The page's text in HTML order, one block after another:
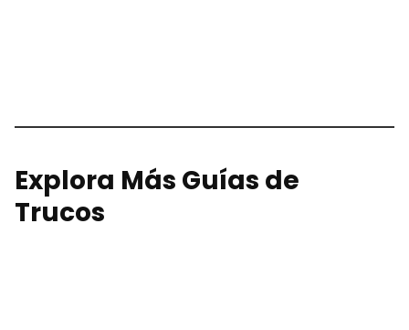
Explora Más Guías de
Trucos